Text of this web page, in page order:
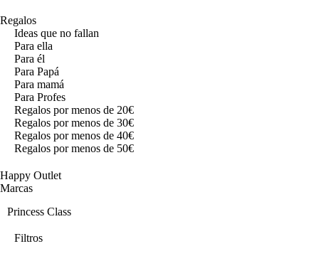
Regalos
Ideas que no fallan
Para ella
Para él
Para Papá
Para mamá
Para Profes
Regalos por menos de 20€
Regalos por menos de 30€
Regalos por menos de 40€
Regalos por menos de 50€
Happy Outlet
Marcas
Princess Class
Filtros